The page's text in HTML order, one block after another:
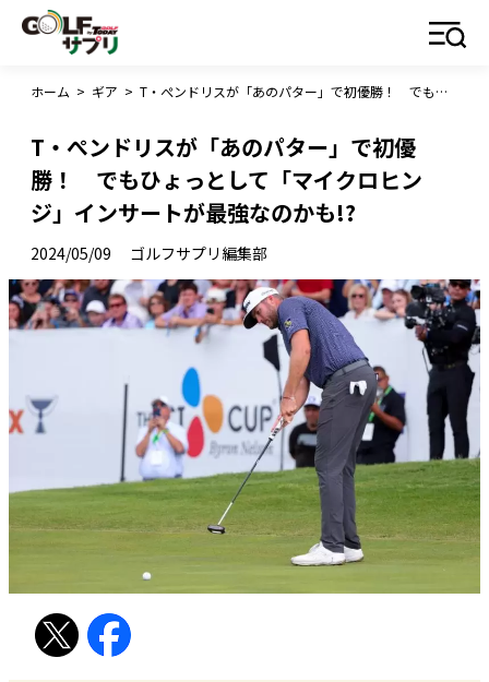
ホーム > ギア > T・ぺンドリスが「あのパター」で初優勝！ でもひょっとして「マイクロヒンジ」インサートが最強なのかも!?
T・ぺンドリスが「あのパター」で初優
勝！ でもひょっとして「マイクロヒン
ジ」インサートが最強なのかも!?
2024/05/09 ゴルフサプリ編集部